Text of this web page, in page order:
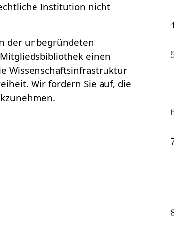
Institution nicht
der unbegründeten
einen
Wissenschaftsinfrastruktur
Wir fordern Sie auf, die